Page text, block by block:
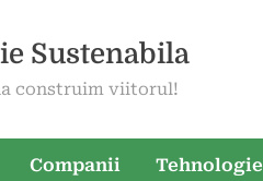
Sustenabila
construim viitorul!
Companii Tehnologie